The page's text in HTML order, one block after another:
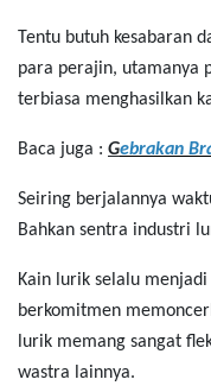
Tentu butuh kesabaran
para perajin, utamanya
terbiasa menghasilkan
Baca juga : Gebrakan
Seiring berjalannya
Bahkan sentra industri
Kain lurik selalu
berkomitmen
lurik memang sangat
wastra lainnya.